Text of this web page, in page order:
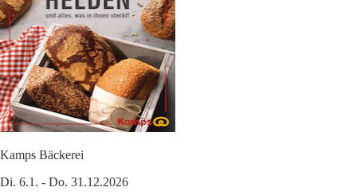
Kamps Bäckerei
Di. 6.1. - Do. 31.12.2026